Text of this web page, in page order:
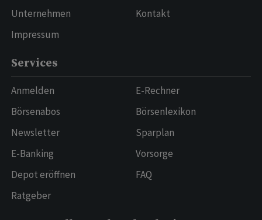
Unternehmen
Impressum
Kontakt
Services
Anmelden
Börsenabos
Newsletter
E-Banking
Depot eröffnen
Ratgeber
E-Rechner
Börsenlexikon
Sparplan
Vorsorge
FAQ